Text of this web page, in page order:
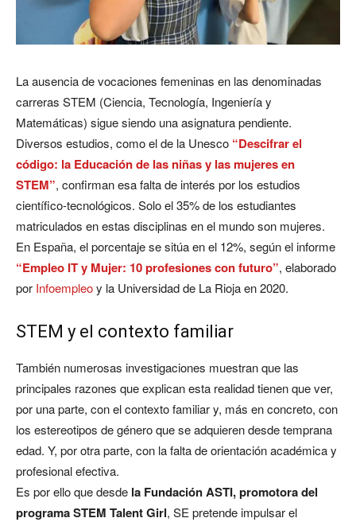
La ausencia de vocaciones femeninas en las denominadas
carreras STEM (Ciencia, Tecnología, Ingeniería y
Matemáticas) sigue siendo una asignatura pendiente.
Diversos estudios, como el de la Unesco “Descifrar el
código: la Educación de las niñas y las mujeres en
STEM”, confirman esa falta de interés por los estudios
científico-tecnológicos. Solo el 35% de los estudiantes
matriculados en estas disciplinas en el mundo son mujeres.
En España, el porcentaje se sitúa en el 12%, según el informe
“Empleo IT y Mujer: 10 profesiones con futuro”, elaborado
por Infoempleoy la Universidad de La Rioja en 2020.
STEM y el contexto familiar
También numerosas investigaciones muestran que las
principales razones que explican esta realidad tienen que ver,
por una parte, con el contexto familiar y, más en concreto, con
los estereotipos de género que se adquieren desde temprana
edad. Y, por otra parte, con la falta de orientación académica y
profesional efectiva.
Es por ello que desde la Fundación ASTI, promotora del
programa STEM Talent Girl, SE pretende impulsar el